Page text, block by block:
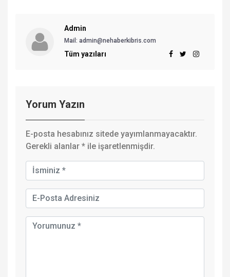
Admin
Mail: admin@nehaberkibris.com
Tüm yazıları
Yorum Yazın
E-posta hesabınız sitede yayımlanmayacaktır.
Gerekli alanlar * ile işaretlenmişdir.